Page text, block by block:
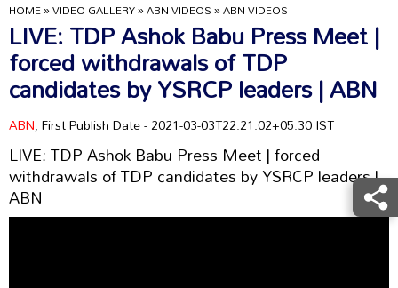
HOME»VIDEO GALLERY»ABN VIDEOS»ABN VIDEOS
LIVE: TDP Ashok Babu Press Meet |
forced withdrawals of TDP
candidates by YSRCP leaders | ABN
ABN, First Publish Date - 2021-03-03T22:21:02+05:30 IST
LIVE: TDP Ashok Babu Press Meet | forced
withdrawals of TDP candidates by YSRCP leaders |
ABN